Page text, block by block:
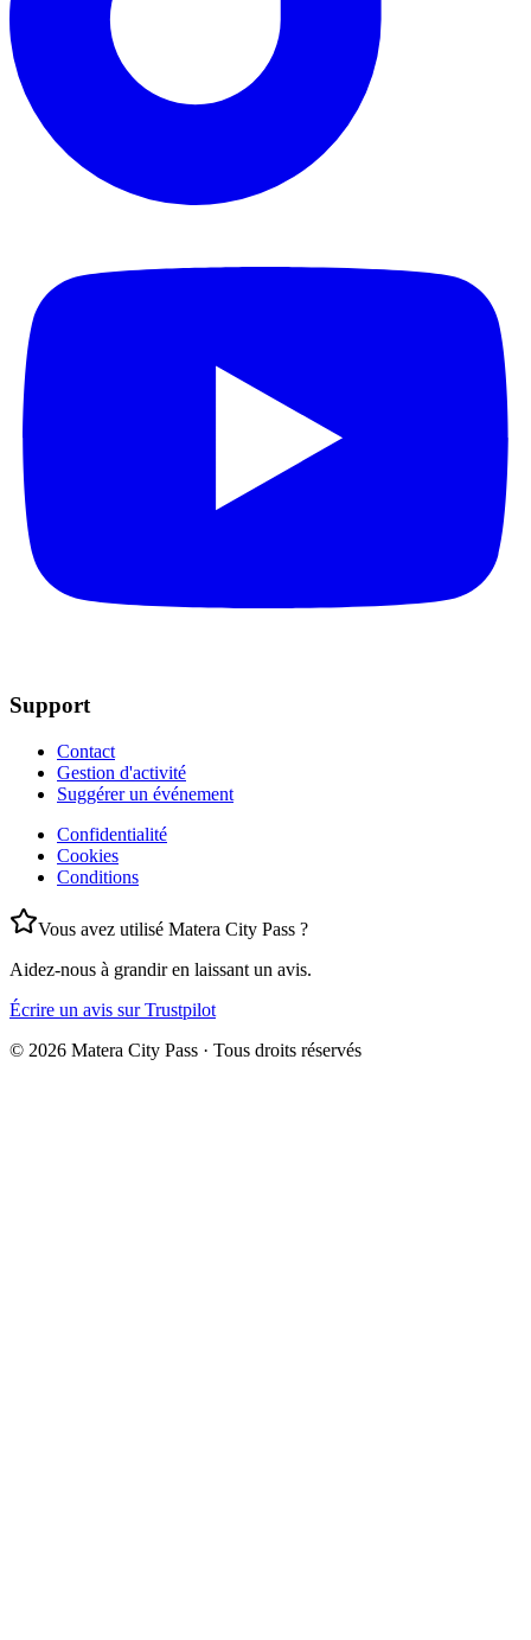
Support
Contact
Gestion d'activité
Suggérer un événement
Confidentialité
Cookies
Conditions
Vous avez utilisé Matera City Pass ?
Aidez-nous à grandir en laissant un avis.
Écrire un avis sur Trustpilot
© 2026 Matera City Pass · Tous droits réservés